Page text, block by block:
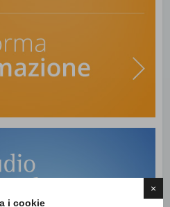
×
i cookie